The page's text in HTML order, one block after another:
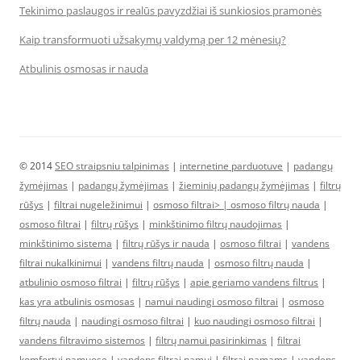
Tekinimo paslaugos ir realūs pavyzdžiai iš sunkiosios pramonės
Kaip transformuoti užsakymų valdymą per 12 mėnesių?
Atbulinis osmosas ir nauda
© 2014SEO straipsniu talpinimas | internetine parduotuve | padangų
žymėjimas | padangų žymėjimas | žieminių padangų žymėjimas | filtrų
rūšys | filtrai nugeležinimui | osmoso filtrai> | osmoso filtrų nauda |
osmoso filtrai | filtrų rūšys | minkštinimo filtrų naudojimas |
minkštinimo sistema | filtrų rūšys ir nauda | osmoso filtrai | vandens
filtrai nukalkinimui | vandens filtrų nauda | osmoso filtrų nauda |
atbulinio osmoso filtrai | filtrų rūšys | apie geriamo vandens filtrus |
kas yra atbulinis osmosas | namui naudingi osmoso filtrai | osmoso
filtrų nauda | naudingi osmoso filtrai | kuo naudingi osmoso filtrai |
vandens filtravimo sistemos | filtrų namui pasirinkimas | filtrai